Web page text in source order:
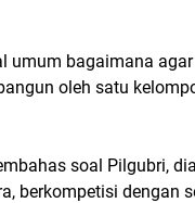
umum bagaimana
oleh satu
soal Pilgubri,
berkompetisi dengan